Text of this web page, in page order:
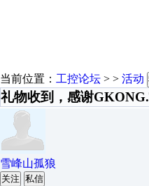
当前位置： 工控论坛 > > 活动
礼物收到，感谢
雪峰山孤狼
关注 私信